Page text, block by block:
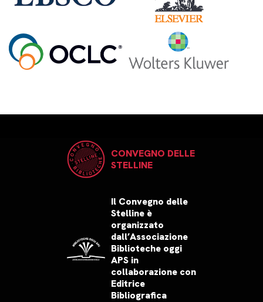
CONVEGNO DELLE
STELLINE
Il Convegno delle
Stelline è
organizzato
dall’Associazione
Biblioteche oggi
APS in
collaborazione con
Editrice
Bibliografica